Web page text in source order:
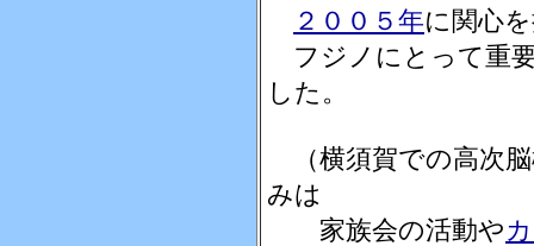
２００５年に関心
フジノにとって重
した。
（横須賀での高次
みは
家族会の活動や